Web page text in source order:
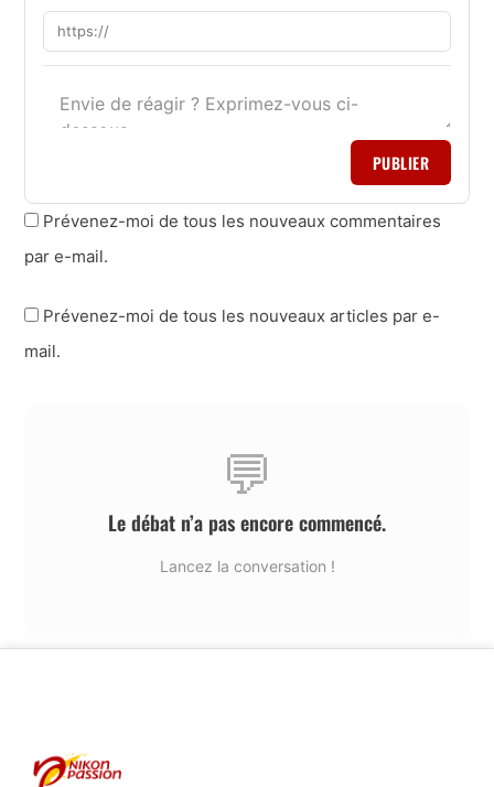
PUBLIER
Prévenez-moi de tous les nouveaux commentaires
par e-mail.
Prévenez-moi de tous les nouveaux articles par e-
mail.
💬
Le débat n’a pas encore commencé.
Lancez la conversation !